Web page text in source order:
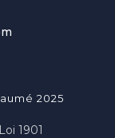
2025
1901